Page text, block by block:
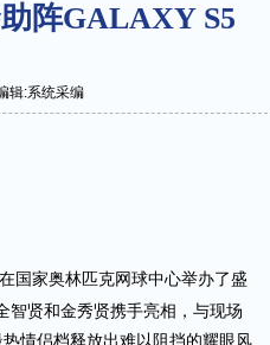
阵GALAXY S5
辑:系统采编
国家奥林匹克网球中心举办了盛
智贤和金秀贤携手亮相，与现场
情侣档释放出难以阻挡的耀眼风